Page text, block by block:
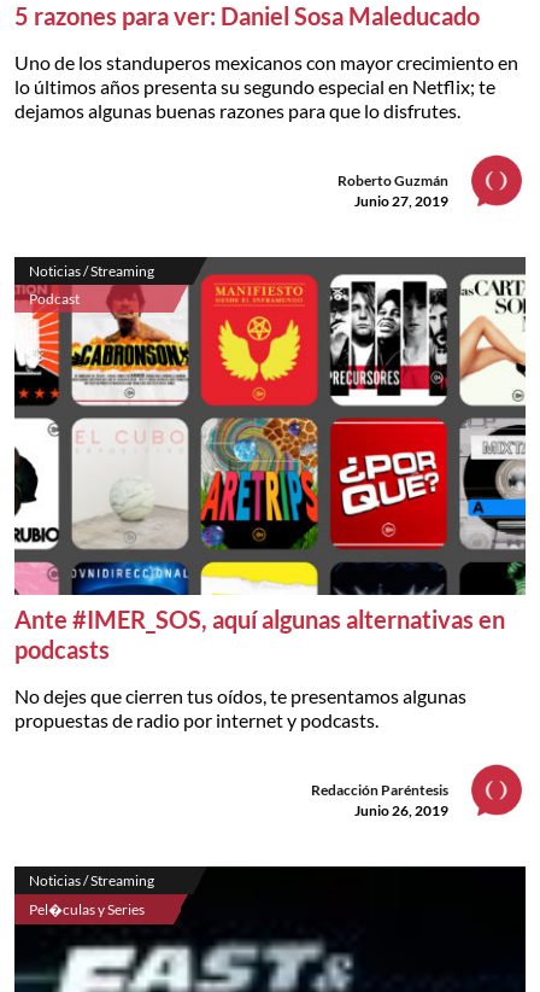
5 razones para ver: Daniel Sosa Maleducado
Uno de los standuperos mexicanos con mayor crecimiento en
lo últimos años presenta su segundo especial en Netflix; te
dejamos algunas buenas razones para que lo disfrutes.
Roberto Guzmán
Junio 27, 2019
Noticias / Streaming
Podcast
Ante #IMER_SOS, aquí algunas alternativas en
podcasts
No dejes que cierren tus oídos, te presentamos algunas
propuestas de radio por internet y podcasts.
Redacción Paréntesis
Junio 26, 2019
Noticias / Streaming
Pel�culas y Series